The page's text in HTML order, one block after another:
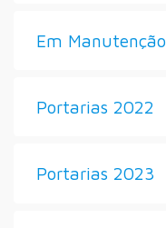
Em Manutenção
Portarias 2022
Portarias 2023